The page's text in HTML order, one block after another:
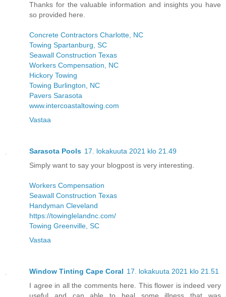
Thanks for the valuable information and insights you have
so provided here.
Concrete Contractors Charlotte, NC
Towing Spartanburg, SC
Seawall Construction Texas
Workers Compensation, NC
Hickory Towing
Towing Burlington, NC
Pavers Sarasota
www.intercoastaltowing.com
Vastaa
Sarasota Pools 17. lokakuuta 2021 klo 21.49
Simply want to say your blogpost is very interesting.
Workers Compensation
Seawall Construction Texas
Handyman Cleveland
https://towinglelandnc.com/
Towing Greenville, SC
Vastaa
Window Tinting Cape Coral 17. lokakuuta 2021 klo 21.51
I agree in all the comments here. This flower is indeed very